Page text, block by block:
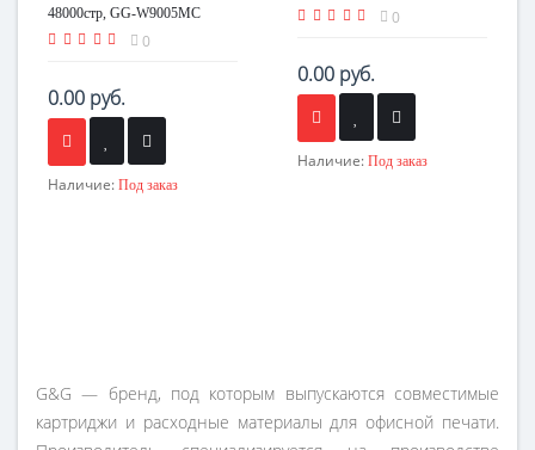
48000стр, GG-W9005MC
0
0.00 руб.
Наличие: Под заказ
0
0.00 руб.
Наличие: Под заказ
G&G — бренд, под которым выпускаются совместимые
картриджи и расходные материалы для офисной печати.